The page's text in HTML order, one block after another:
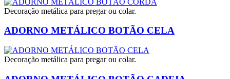
Decoração metálica para pregar ou colar.
ADORNO METÁLICO BOTÃO CELA
Decoração metálica para pregar ou colar.